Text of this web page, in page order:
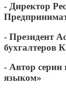
- Директор
- Президент
бухгалтеров
- Автор
языком»